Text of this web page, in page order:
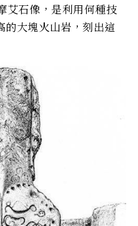
艾石像，是利用何種技
的大塊火山岩，刻出這